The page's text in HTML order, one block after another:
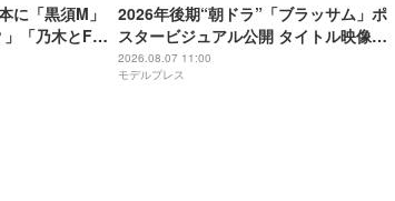
に「黒須M」
「乃木とFみ
白熱
2026年後期“朝ドラ”「ブラッサム」ポ
スタービジュアル公開 タイトル映像担
当・ドラマの語りも決定
2026.08.07 11:00
モデルプレス